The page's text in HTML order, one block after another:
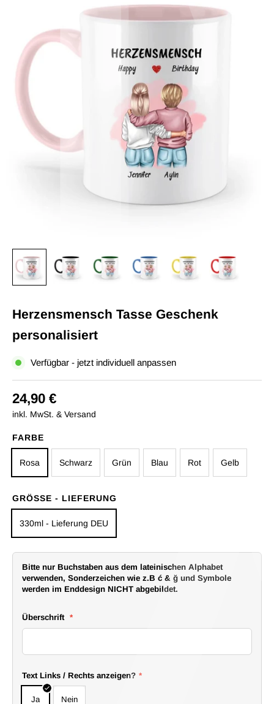
Herzensmensch Tasse Geschenk
personalisiert
Verfügbar - jetzt individuell anpassen
24,90 €
inkl. MwSt. & Versand
FARBE
Rosa Schwarz Grün Blau Rot Gelb
GRÖSSE - LIEFERUNG
330ml - Lieferung DEU
Bitte nur Buchstaben aus dem lateinischen Alphabet
verwenden, Sonderzeichen wie z.B ć & ğ und Symbole
werden im Enddesign NICHT abgebildet.
Überschrift *
Text Links / Rechts anzeigen? *
Ja Nein